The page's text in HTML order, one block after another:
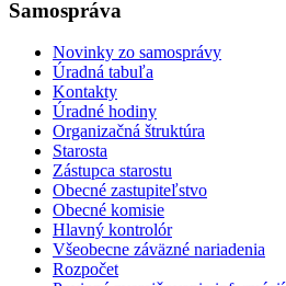
Samospráva
Novinky zo samosprávy
Úradná tabuľa
Kontakty
Úradné hodiny
Organizačná štruktúra
Starosta
Zástupca starostu
Obecné zastupiteľstvo
Obecné komisie
Hlavný kontrolór
Všeobecne záväzné nariadenia
Rozpočet